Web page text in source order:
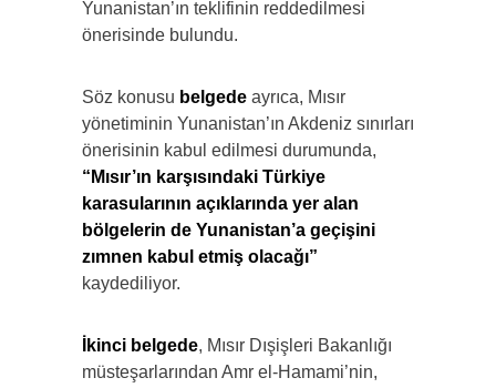
Yunanistan’ın teklifinin reddedilmesi
önerisinde bulundu.
Söz konusu belgede ayrıca, Mısır
yönetiminin Yunanistan’ın Akdeniz sınırları
önerisinin kabul edilmesi durumunda,
“Mısır’ın karşısındaki Türkiye
karasularının açıklarında yer alan
bölgelerin de Yunanistan’a geçişini
zımnen kabul etmiş olacağı”
kaydediliyor.
İkinci belgede, Mısır Dışişleri Bakanlığı
müsteşarlarından Amr el-Hamami’nin,